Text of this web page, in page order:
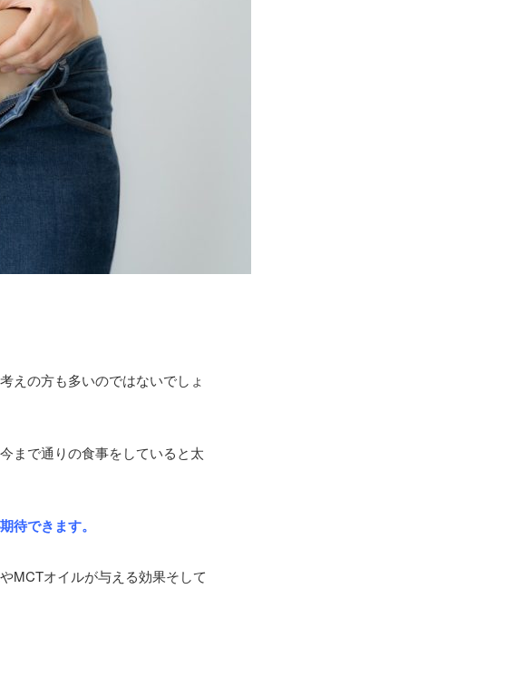
えの方も多いのではないでしょ
まで通りの食事をしていると太
待できます。
MCTオイルが与える効果そして